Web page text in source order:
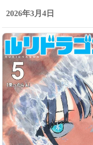
2026年3月4日